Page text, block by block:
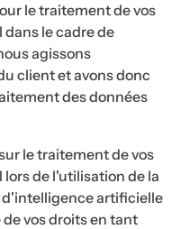
le traitement de vos
le cadre de
agissons
client et avons donc
des données
le traitement de vos
de l'utilisation de la
artificielle
vos droits en tant